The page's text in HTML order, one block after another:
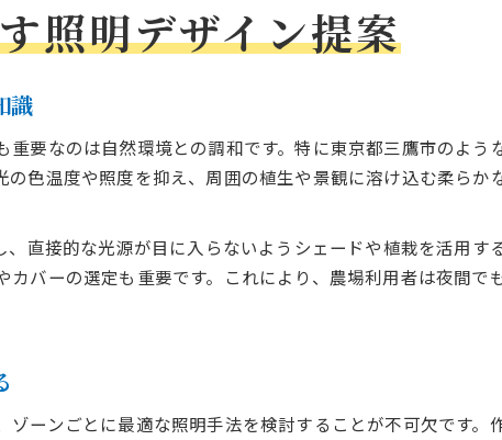
現代的照明デザインが農場に与える影響
三鷹市農場で注目の照明デザイン事例
照明デザインが生み出す新たな景観美
温かみある農場空間に最適な照明術
農場の雰囲気を高める照明配置ポイント
照明デザインで演出する癒しの農場空間
進化する農場照明デザインの最新動向
照明デザイン提案
識
要なのは自然環境との調和です。特に東京都三鷹市のよ
色温度や照度を抑え、周囲の植生や景観に溶け込む柔ら
直接的な光源が目に入らないようシェードや植栽を活用す
バーの選定も重要です。これにより、農場利用者は夜間で
ーンごとに最適な照明手法を検討することが不可欠です